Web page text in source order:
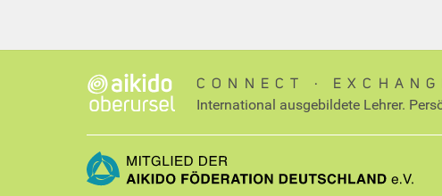
CONNECT ∙
International ausgebildete Lehrer.